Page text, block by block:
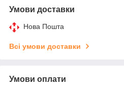
Умови доставки
Нова Пошта
Всі умови доставки
Умови оплати